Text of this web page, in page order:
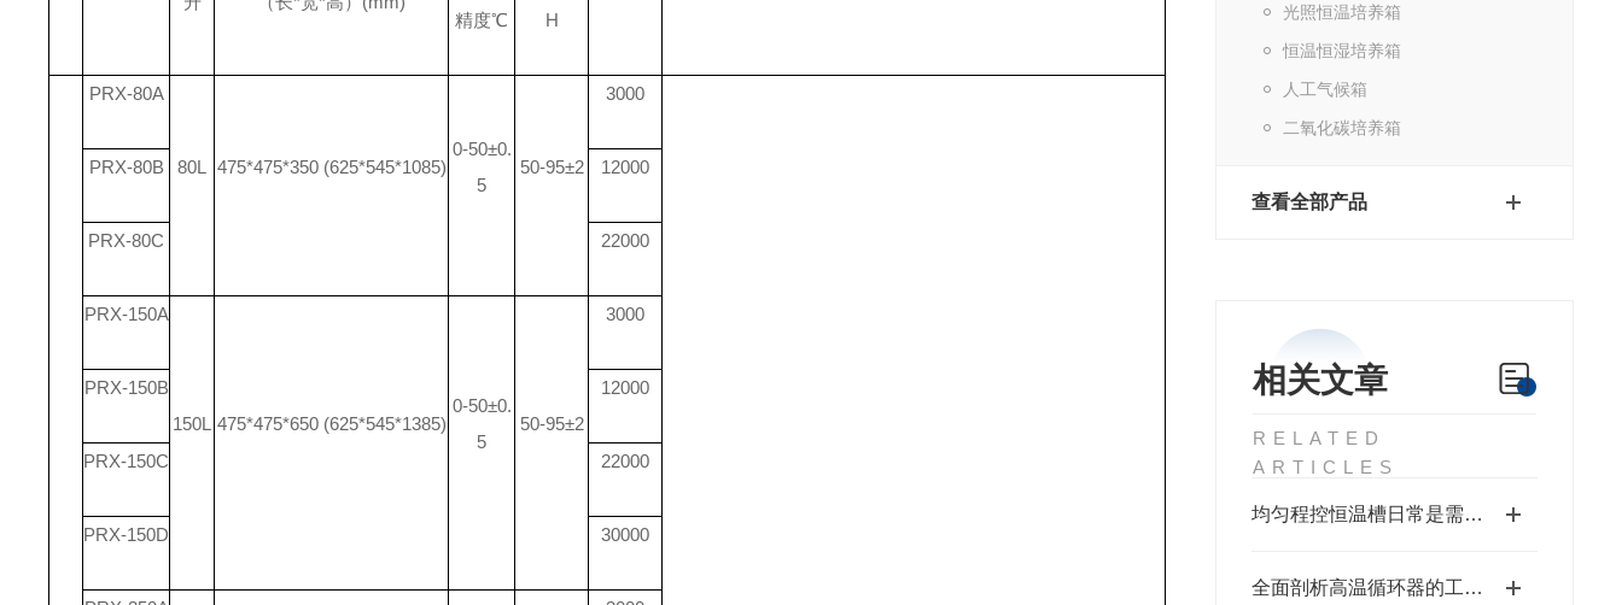
光照恒温培养箱
恒温恒湿培养箱
人工气候箱
二氧化碳培养箱
查看全部产品
相关文章
RELATED
ARTICLES
均匀程控恒温槽日常是需要做哪些“体检”
全面剖析高温循环器的工作运行机制及操作维护维修指南
精度℃
H
PRX-80A
80L 475*475*350 (625*545*1085)
0-50±0.
5
50-95±2
3000
PRX-80B 12000
PRX-80C 22000
PRX-150A
150L 475*475*650 (625*545*1385)
0-50±0.
5
50-95±2
3000
PRX-150B 12000
PRX-150C 22000
PRX-150D 30000